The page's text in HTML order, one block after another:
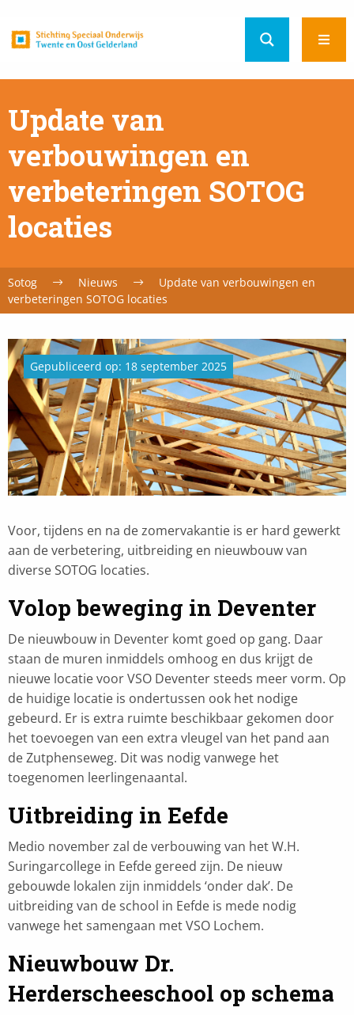
Update van
verbouwingen en
verbeteringen SOTOG
locaties
Sotog Nieuws
Update van verbouwingen en
verbeteringen SOTOG locaties
Gepubliceerd op: 18 september 2025
Voor, tijdens en na de zomervakantie is er hard gewerkt
aan de verbetering, uitbreiding en nieuwbouw van
diverse SOTOG locaties.
Volop beweging in Deventer
De nieuwbouw in Deventer komt goed op gang. Daar
staan de muren inmiddels omhoog en dus krijgt de
nieuwe locatie voor VSO Deventer steeds meer vorm. Op
de huidige locatie is ondertussen ook het nodige
gebeurd. Er is extra ruimte beschikbaar gekomen door
het toevoegen van een extra vleugel van het pand aan
de Zutphenseweg. Dit was nodig vanwege het
toegenomen leerlingenaantal.
Uitbreiding in Eefde
Medio november zal de verbouwing van het W.H.
Suringarcollege in Eefde gereed zijn. De nieuw
gebouwde lokalen zijn inmiddels ‘onder dak’. De
uitbreiding van de school in Eefde is mede nodig
vanwege het samengaan met VSO Lochem.
Nieuwbouw Dr.
Herderscheeschool op schema